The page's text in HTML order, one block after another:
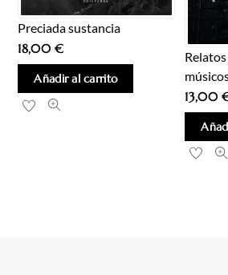
Preciada sustancia
18,00€
Añadir al carrito
13,00